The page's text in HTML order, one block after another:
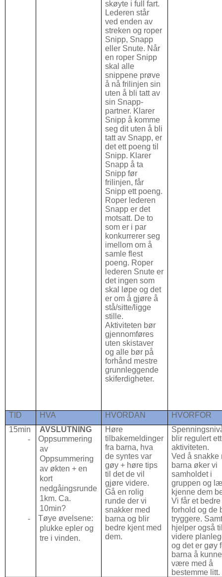
skøyte i full fart.
Lederen står
ved enden av
streken og roper
Snipp, Snapp
eller Snute. Når
en roper Snipp
skal alle
snippene prøve
å nå frilinjen sin
uten å bli tatt av
sin Snapp-
partner. Klarer
Snipp å komme
seg dit uten å bli
tatt av Snapp, er
det ett poeng til
Snipp. Klarer
Snapp å ta
Snipp før
frilinjen, får
Snipp ett poeng.
Roper lederen
Snapp er det
motsatt. De to
som er i par
konkurrerer seg
imellom om å
samle flest
poeng. Roper
lederen Snute er
det ingen som
skal løpe og det
er om å gjøre å
stå/sitte/ligge
stille.
Aktiviteten bør
gjennomføres
uten skistaver
og alle bør på
forhånd mestre
grunnleggende
skiferdigheter.
TID HVA HVORDAN
HVORFOR
15min
AVSLUTNING
-
Oppsummering
av
Oppsummering
av økten + en
kort
nedgåingsrunde
1km. Ca.
10min?
-
Tøye øvelsene:
plukke epler og
tre i vinden.
Høre
tilbakemeldinger
fra barna, hva
de syntes var
gøy + høre tips
til det de vil
gjøre videre.
Gå en rolig
runde der vi
snakker med
barna og blir
bedre kjent med
dem.
blir regulert
aktiviteten.
Ved å snakke
barna øker vi
samholdet i
gruppen og
kjenne dem
Vi får et bedre
forhold og de
tryggere.
hjelper også
videre
og det er gøy
barna å kunne
være med å
bestemme litt.